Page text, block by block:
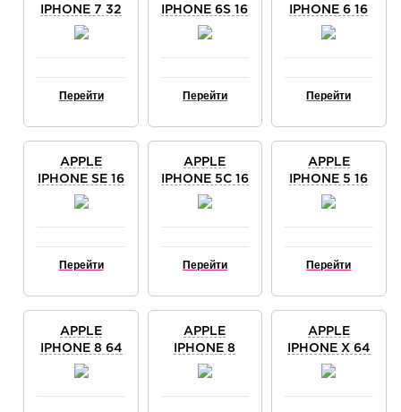
iPhone 11 Pro
iPhone 12
iPhone 12 Pro
iPhone 12 mini
iPhone 13 Pro
iPhone 13 Pro Max
iPhone Xs Max
iPhone Xs
iPhone Xr
iPhone X
IPHONE 7 32
ГБ BLACK
Перейти
IPHONE 6S 16
ГБ SPACE
Перейти
IPHONE 6 16
ГБ SPACE
Перейти
APPLE
IPHONE SE 16
ГБ SPACE
Перейти
APPLE
IPHONE 5C 16
ГБ WHITE
Перейти
APPLE
IPHONE 5 16
ГБ BLACK
Перейти
APPLE
IPHONE 8 64
ГБ ЗОЛОТОЙ
APPLE
IPHONE 8
PLUS 64 ГБ
(GOLD)
APPLE
IPHONE X 64
ГБ
(SILVER)